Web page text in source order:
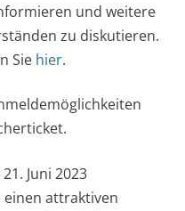
und weitere
zu diskutieren.
Sie hier.
Juni 2023
einen attraktiven